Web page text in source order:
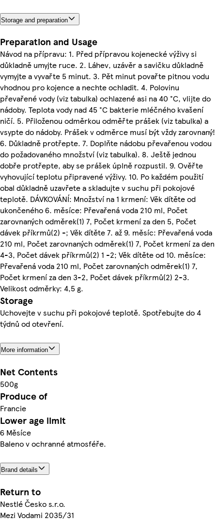
Storage and preparation
Preparation and Usage
Návod na přípravu: 1. Před přípravou kojenecké výživy si
důkladně umyjte ruce. 2. Láhev, uzávěr a savičku důkladně
vymyjte a vyvařte 5 minut. 3. Pět minut povařte pitnou vodu
vhodnou pro kojence a nechte ochladit. 4. Polovinu
převařené vody (viz tabulka) ochlazené asi na 40 °C, vlijte do
nádoby. Teplota vody nad 45 °C bakterie mléčného kvašení
ničí. 5. Přiloženou odměrkou odměřte prášek (viz tabulka) a
vsypte do nádoby. Prášek v odměrce musí být vždy zarovnaný!
6. Důkladně protřepte. 7. Doplňte nádobu převařenou vodou
do požadovaného množství (viz tabulka). 8. Ještě jednou
dobře protřepte, aby se prášek úplně rozpustil. 9. Ověřte
vyhovující teplotu připravené výživy. 10. Po každém použití
obal důkladně uzavřete a skladujte v suchu při pokojové
teplotě. DÁVKOVÁNÍ: Množství na 1 krmení: Věk dítěte od
ukončeného 6. měsíce: Převařená voda 210 ml, Počet
zarovnaných odměrek(1) 7, Počet krmení za den 5, Počet
dávek příkrmů(2) -; Věk dítěte 7. až 9. měsíc: Převařená voda
210 ml, Počet zarovnaných odměrek(1) 7, Počet krmení za den
4-3, Počet dávek příkrmů(2) 1 -2; Věk dítěte od 10. měsíce:
Převařená voda 210 ml, Počet zarovnaných odměrek(1) 7,
Počet krmení za den 3-2, Počet dávek příkrmů(2) 2-3.
Velikost odměrky: 4,5 g.
Storage
Uchovejte v suchu při pokojové teplotě. Spotřebujte do 4
týdnů od otevření.
More information
Net Contents
500g
Produce of
Francie
Lower age limit
6 Měsíce
Baleno v ochranné atmosféře.
Brand details
Return to
Nestlé Česko s.r.o.
Mezi Vodami 2035/31